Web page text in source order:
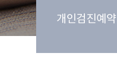
개인검진예약